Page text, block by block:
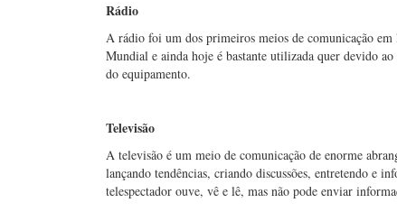
Rádio
A rádio foi um dos primeiros meios de comunicação
Mundial e ainda hoje é bastante utilizada quer devido
do equipamento.
Televisão
A televisão é um meio de comunicação de enorme
lançando tendências, criando discussões, entretendo e
telespectador ouve, vê e lê, mas não pode enviar